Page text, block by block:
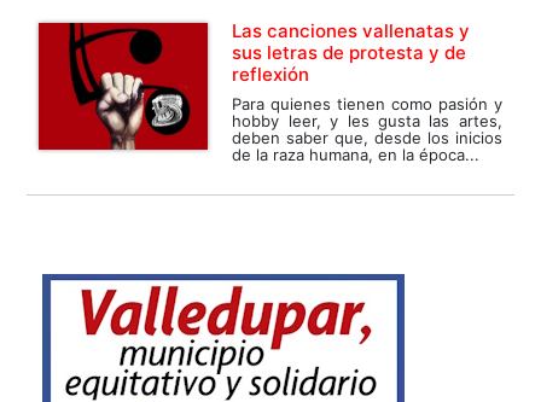
Las canciones vallenatas y
sus letras de protesta y de
reflexión
Para quienes tienen como pasión y
hobby leer, y les gusta las artes,
deben saber que, desde los inicios
de la raza humana, en la época...